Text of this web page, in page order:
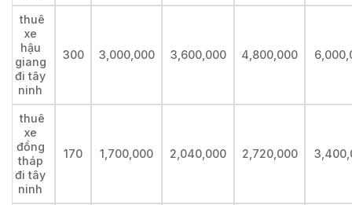
thuê
xe
hậu
giang
đi tây
ninh
300 3,000,000 3,600,000 4,800,000
thuê
xe
đồng
tháp
đi tây
ninh
170 1,700,000 2,040,000 2,720,000